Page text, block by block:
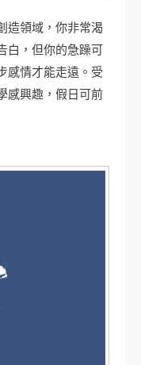
造領域，你非常渴
白，但你的急躁可
感情才能走遠。受
感興趣，假日可前